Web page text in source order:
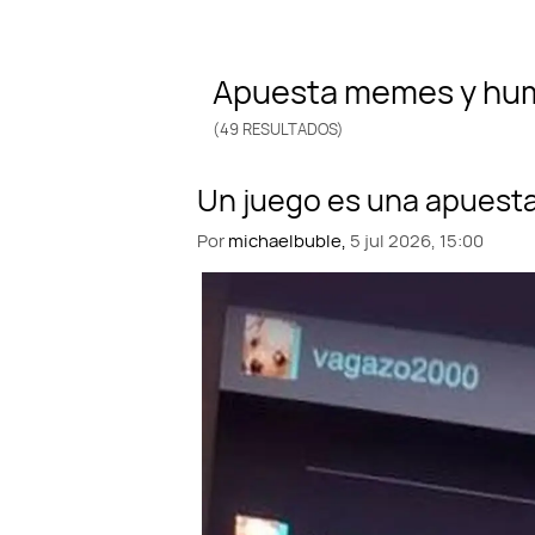
apuesta memes y
(49 RESULTADOS)
Pormichaelbuble, 5 jul 2026, 15:00